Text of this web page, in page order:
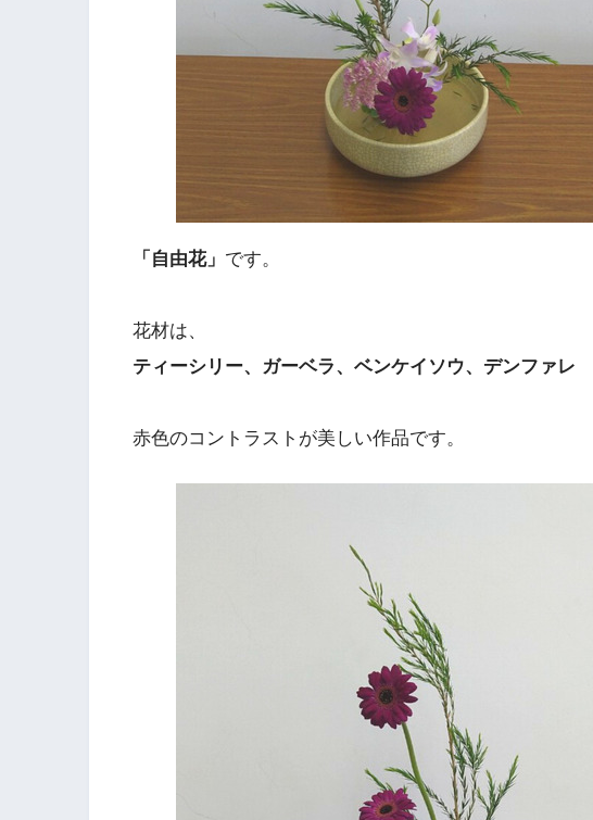
「自由花」 です。
花材は、
ティーシリー、ガーベラ、ベンケイソウ、デンファレ
赤色のコントラストが美しい作品です。